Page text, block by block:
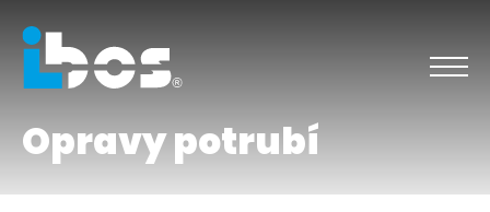
Opravy potrubí